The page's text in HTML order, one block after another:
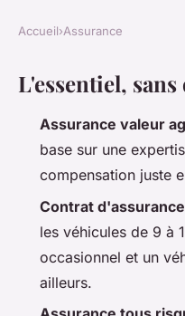
Guide
une
youngtimer
16/04/2026 11:14
Accueil›Assurance
L'essentiel,
Assurance valeur
base sur une
compensation juste
Contrat
les véhicules de 9 à
occasionnel et un
ailleurs.